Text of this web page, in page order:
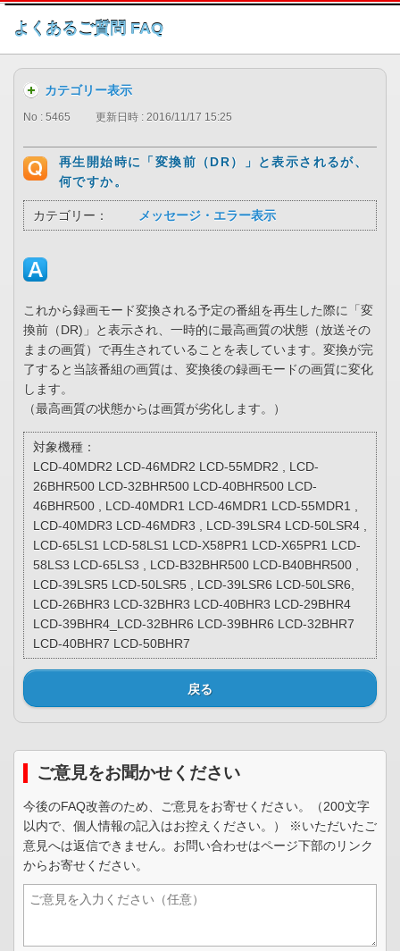
このページの本文へ
よくあるご質問 FAQ
カテゴリー表示
No : 5465 更新日時 : 2016/11/17 15:25
再生開始時に「変換前（DR）」と表示されるが、
何ですか。
カテゴリー： メッセージ・エラー表示
これから録画モード変換される予定の番組を再生した際に「変
換前（DR)」と表示され、一時的に最高画質の状態（放送その
ままの画質）で再生されていることを表しています。変換が完
了すると当該番組の画質は、変換後の録画モードの画質に変化
します。
（最高画質の状態からは画質が劣化します。）
対象機種：
LCD-40MDR2 LCD-46MDR2 LCD-55MDR2 , LCD-
26BHR500 LCD-32BHR500 LCD-40BHR500 LCD-
46BHR500 , LCD-40MDR1 LCD-46MDR1 LCD-55MDR1 ,
LCD-40MDR3 LCD-46MDR3 , LCD-39LSR4 LCD-50LSR4 ,
LCD-65LS1 LCD-58LS1 LCD-X58PR1 LCD-X65PR1 LCD-
58LS3 LCD-65LS3 , LCD-B32BHR500 LCD-B40BHR500 ,
LCD-39LSR5 LCD-50LSR5 , LCD-39LSR6 LCD-50LSR6,
LCD-26BHR3 LCD-32BHR3 LCD-40BHR3 LCD-29BHR4
LCD-39BHR4_LCD-32BHR6 LCD-39BHR6 LCD-32BHR7
LCD-40BHR7 LCD-50BHR7
戻る
ご意見をお聞かせください
今後のFAQ改善のため、ご意見をお寄せください。（200文字
以内で、個人情報の記入はお控えください。） ※いただいたご
意見へは返信できません。お問い合わせはページ下部のリンク
からお寄せください。